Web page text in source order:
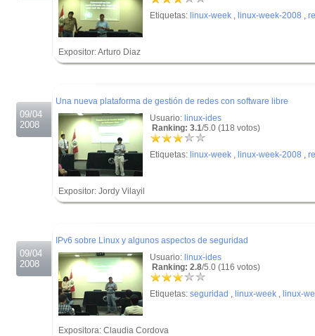
Etiquetas: linux-week , linux-week-2008 ,
Expositor: Arturo Diaz
09/04
2008
Una nueva plataforma de gestión de redes con software libre
Usuario: linux-ides
Ranking: 3.1/5.0 (118 votos)
Etiquetas: linux-week , linux-week-2008 ,
Expositor: Jordy Vilayil
09/04
2008
IPv6 sobre Linux y algunos aspectos de seguridad
Usuario: linux-ides
Ranking: 2.8/5.0 (116 votos)
Etiquetas: seguridad , linux-week , linux-
Expositora: Claudia Cordova